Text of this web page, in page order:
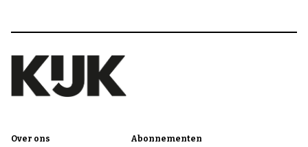
Over ons Abonnementen